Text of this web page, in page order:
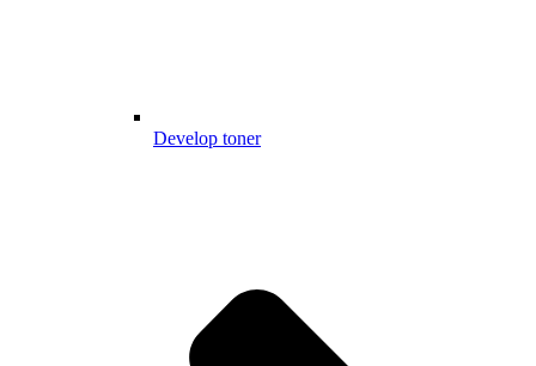
Develop toner